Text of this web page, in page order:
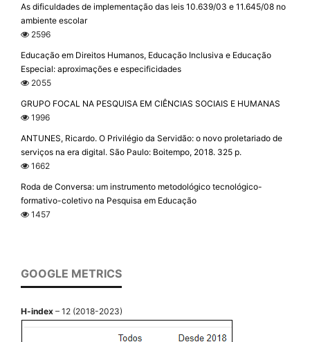
As dificuldades de implementação das leis 10.639/03 e 11.645/08 no
ambiente escolar
2596
Educação em Direitos Humanos, Educação Inclusiva e Educação
Especial: aproximações e especificidades
2055
GRUPO FOCAL NA PESQUISA EM CIÊNCIAS SOCIAIS E HUMANAS
1996
ANTUNES, Ricardo. O Privilégio da Servidão: o novo proletariado de
serviços na era digital. São Paulo: Boitempo, 2018. 325 p.
1662
Roda de Conversa: um instrumento metodológico tecnológico-
formativo-coletivo na Pesquisa em Educação
1457
GOOGLE METRICS
H-index – 12 (2018-2023)